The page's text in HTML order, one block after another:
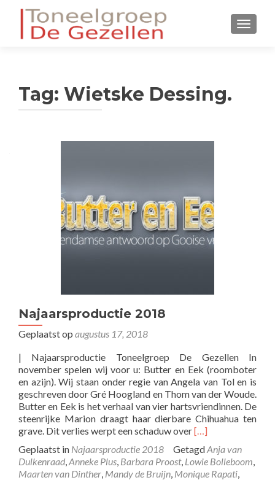
Tag: Wietske Dessing.
Najaarsproductie 2018
Geplaatst op augustus 17, 2018
| Najaarsproductie Toneelgroep De Gezellen In
november spelen wij voor u: Butter en Eek (roomboter
en azijn). Wij staan onder regie van Angela van Tol en is
geschreven door Gré Hoogland en Thom van der Woude.
Butter en Eek is het verhaal van vier hartsvriendinnen. De
steenrijke Marion draagt haar dierbare Chihuahua ten
grave. Dit verlies werpt een schaduw overLees
2018
[…]
Geplaatst in Najaarsproductie 2018 GetagdAnja van
Dulkenraad,Anneke Plus, Barbara Proost, Lowie Bolleboom,
Maarten van Dinther, Mandy de Bruijn, Monique Rapati,